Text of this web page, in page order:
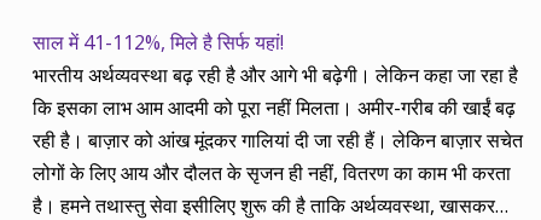
साल में 41-112%, मिले है सिर्फ यहां!
भारतीय अर्थव्यवस्था बढ़ रही है और आगे भी बढ़ेगी। लेकिन कहा जा रहा है
कि इसका लाभ आम आदमी को पूरा नहीं मिलता। अमीर-गरीब की खाईं बढ़
रही है। बाज़ार को आंख मूंदकर गालियां दी जा रही हैं। लेकिन बाज़ार सचेत
लोगों के लिए आय और दौलत के सृजन ही नहीं, वितरण का काम भी करता
है। हमने तथास्तु सेवा इसीलिए शुरू की है ताकि अर्थव्यवस्था, खासकर